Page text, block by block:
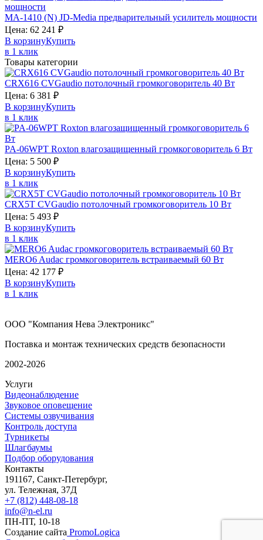
MA-1410 (N) JD-Media предварительный усилитель мощности
Цена: 62 241 ₽
В корзинуКупить
в 1 клик
Товары категории
CRX616 CVGaudio потолочный громкоговоритель 40 Вт
Цена: 6 381 ₽
В корзинуКупить
в 1 клик
PA-06WPT Roxton влагозащищенный громкоговоритель 6 Вт
Цена: 5 500 ₽
В корзинуКупить
в 1 клик
CRX5T CVGaudio потолочный громкоговоритель 10 Вт
Цена: 5 493 ₽
В корзинуКупить
в 1 клик
MERO6Audac громкоговоритель встраиваемый 60 Вт
Цена: 42 177 ₽
В корзинуКупить
в 1 клик
ООО "Компания Нева Электроникс"
Поставка и монтаж технических средств безопасности
2002-2026
Услуги
Видеонаблюдение
Звуковое оповещение
Системы озвучивания
Контроль доступа
Турникеты
Шлагбаумы
Подбор оборудования
Контакты
191167, Санкт-Петербург,
ул. Тележная, 37Д
+7 (812) 448-08-18
info@n-el.ru
ПН-ПТ, 10-18
Создание сайта PromoLogica